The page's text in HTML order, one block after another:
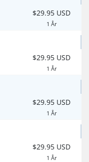
$29.95 USD
1 År
$29.95 USD
1 År
$29.95 USD
1 År
$29.95 USD
1 År